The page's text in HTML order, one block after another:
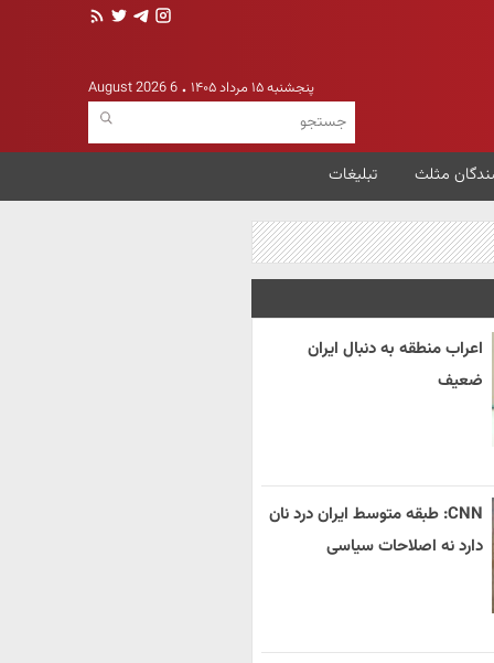
پنجشنبه ۱۵ مرداد ۱۴۰۵ 6 August 2026
مثلث تبلیغات
اعراب منطقه به دنبال ایران
ضعیف
CNN: طبقه متوسط ایران درد نان
دارد نه اصلاحات سیاسی